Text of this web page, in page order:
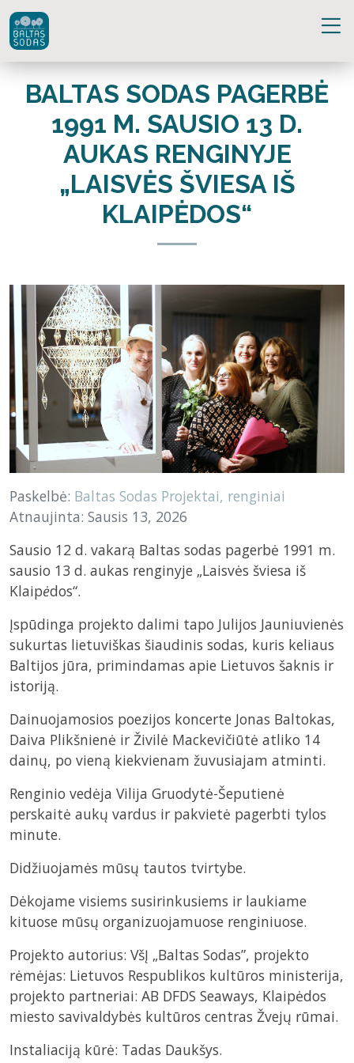
BALTAS SODAS PAGERBĖ
1991 M. SAUSIO 13 D.
AUKAS RENGINYJE
„LAISVĖS ŠVIESA IŠ
KLAIPĖDOS“
Paskelbė: Baltas Sodas Projektai, renginiai
Atnaujinta: Sausis 13, 2026
Sausio 12 d. vakarą Baltas sodas pagerbė 1991 m.
sausio 13 d. aukas renginyje „Laisvės šviesa iš
Klaipėdos“.
Įspūdinga projekto dalimi tapo Julijos Jauniuvienės
sukurtas lietuviškas šiaudinis sodas, kuris keliaus
Baltijos jūra, primindamas apie Lietuvos šaknis ir
istoriją.
Dainuojamosios poezijos koncerte Jonas Baltokas,
Daiva Plikšnienė ir Živilė Mackevičiūtė atliko 14
dainų, po vieną kiekvienam žuvusiajam atminti.
Renginio vedėja Vilija Gruodytė-Šeputienė
perskaitė aukų vardus ir pakvietė pagerbti tylos
minute.
Didžiuojamės mūsų tautos tvirtybe.
Dėkojame visiems susirinkusiems ir laukiame
kituose mūsų organizuojamuose renginiuose.
Projekto autorius: VšĮ „Baltas Sodas”, projekto
rėmėjas: Lietuvos Respublikos kultūros ministerija,
projekto partneriai: AB DFDS Seaways, Klaipėdos
miesto savivaldybės kultūros centras Žvejų rūmai.
Instaliaciją kūrė: Tadas Daukšys.